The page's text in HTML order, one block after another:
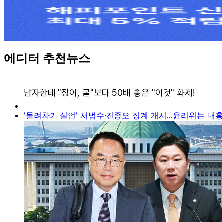
에디터 추천뉴스
'돌려차기 실언' 서범수·진종오 징계 개시…윤리위는 내